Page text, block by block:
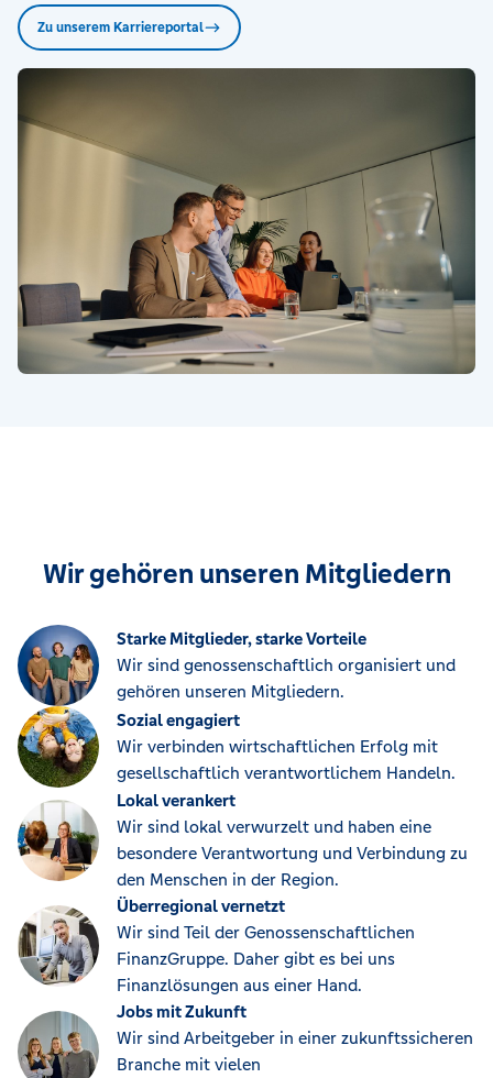
Zu unserem Karriereportal
Wir gehören unseren Mitgliedern
Starke Mitglieder, starke Vorteile
Wir sind genossenschaftlich organisiert und
gehören unseren Mitgliedern.
Sozial engagiert
Wir verbinden wirtschaftlichen Erfolg mit
gesellschaftlich verantwortlichem Handeln.
Lokal verankert
Wir sind lokal verwurzelt und haben eine
besondere Verantwortung und Verbindung zu
den Menschen in der Region.
Überregional vernetzt
Wir sind Teil der Genossenschaftlichen
FinanzGruppe. Daher gibt es bei uns
Finanzlösungen aus einer Hand.
Jobs mit Zukunft
Wir sind Arbeitgeber in einer zukunftssicheren
Branche mit vielen